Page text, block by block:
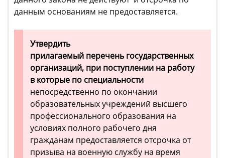
данным основаниям не предоставляется.
Утвердить
прилагаемый перечень государственных
организаций, при поступлении на работу
в которые по специальности
непосредственно по окончании
образовательных учреждений высшего
профессионального образования на
условиях полного рабочего дня
гражданам предоставляется отсрочка от
призыва на военную службу на время